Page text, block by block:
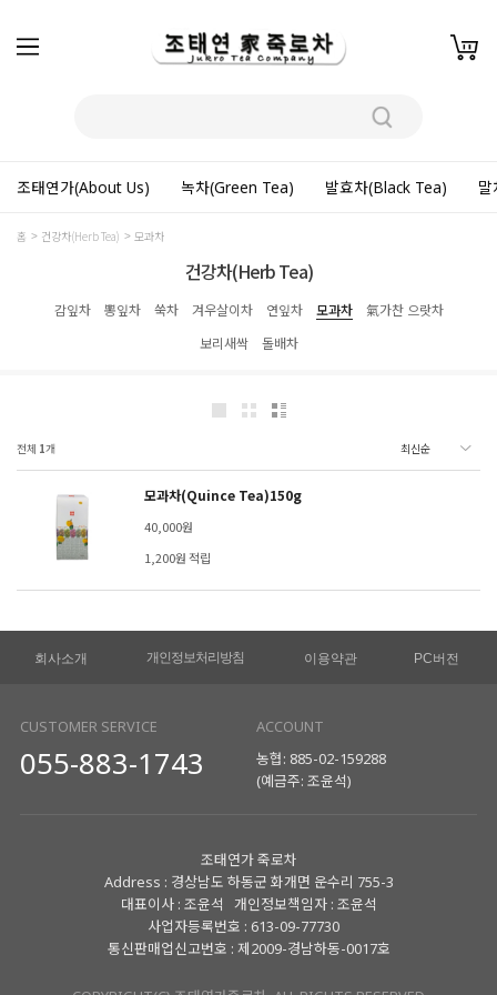
조태연가(About Us) 녹차(Green Tea) 발효차(Black Tea)
홈 건강차(Herb Tea) 모과차
건강차(Herb Tea)
감잎차 뽕잎차 쑥차 겨우살이차 연잎차 모과차
氣가찬 으랏차
보리새싹
돌배차
전체 1개
모과차(Quince Tea)150g
40,000원
1,200원 적립
회사소개 개인정보처리방침 이용약관 PC버전
CUSTOMER SERVICE
055-883-1743
ACCOUNT
농협: 885-02-159288
(예금주: 조윤석)
조태연가 죽로차
Address : 경상남도 하동군 화개면 운수리 755-3
대표이사 : 조윤석 개인정보책임자 : 조윤석
사업자등록번호 : 613-09-77730
통신판매업신고번호 : 제2009-경남하동-0017호